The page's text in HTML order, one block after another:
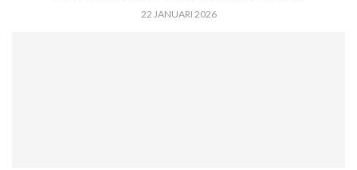
22 JANUARI 2026